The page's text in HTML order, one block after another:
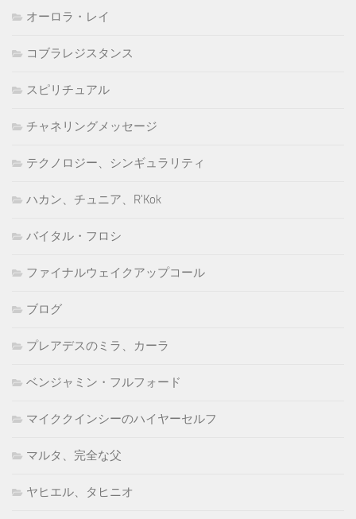
オーロラ・レイ
コブラレジスタンス
スピリチュアル
チャネリングメッセージ
テクノロジー、シンギュラリティ
ハカン、チュニア、R'Kok
バイタル・フロシ
ファイナルウェイクアップコール
ブログ
プレアデスのミラ、カーラ
ベンジャミン・フルフォード
マイククインシーのハイヤーセルフ
マルタ、完全な父
ヤヒエル、タヒニオ